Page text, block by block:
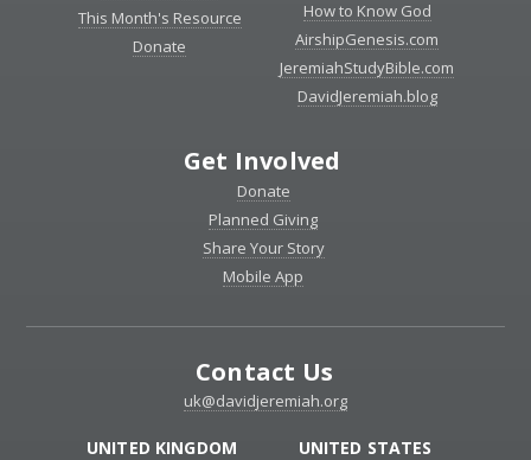
This Month's Resource
Donate
How to Know God
AirshipGenesis.com
JeremiahStudyBible.com
DavidJeremiah.blog
Get Involved
Donate
Planned Giving
Share Your Story
Mobile App
Contact Us
uk@davidjeremiah.org
UNITED STATES
UNITED KINGDOM